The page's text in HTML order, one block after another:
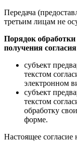
Передача
третьим лицам не
Порядок
получения
субъект
текстом
электронном
субъект
текстом
обработку
форме.
Настоящее